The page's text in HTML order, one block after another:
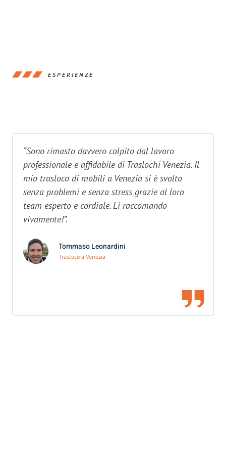
ESPERIENZE
“Sono rimasto davvero colpito dal lavoro
professionale e affidabile di Traslochi Venezia. Il
mio trasloco di mobili a Venezia si è svolto
senza problemi e senza stress grazie al loro
team esperto e cordiale. Li raccomando
vivamente!”.
Tommaso Leonardini
Trasloco a Venezia